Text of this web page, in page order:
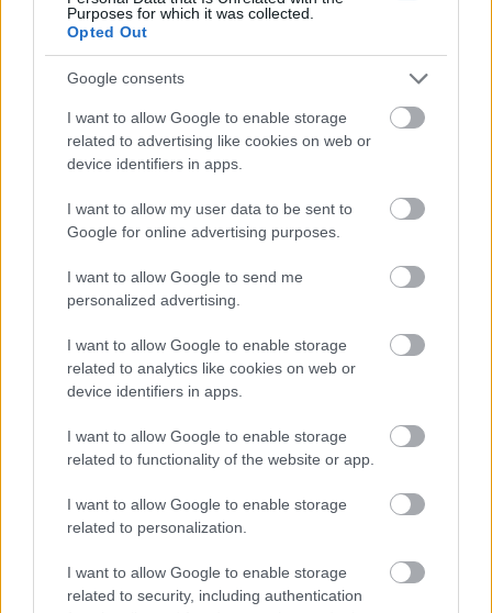
Purposes for which it was collected.
Opted Out
Google consents
I want to allow Google to enable storage
related to advertising like cookies on web or
device identifiers in apps.
I want to allow my user data to be sent to
Google for online advertising purposes.
I want to allow Google to send me
personalized advertising.
I want to allow Google to enable storage
related to analytics like cookies on web or
device identifiers in apps.
I want to allow Google to enable storage
related to functionality of the website or app.
I want to allow Google to enable storage
related to personalization.
I want to allow Google to enable storage
related to security, including authentication
talpraesettség és nyitottság nélkül. Nem érdemes
pusztán a végzettségért beleugranunk egy képzésbe,
fontos átgondolnunk azt is, hogy nekünk
személyesen mire van szükségünk, és mit
fog számunkra adni. Ebben segíthet30 kérdésünk
a Corvinus Egyetemen ingyenesen elérhető
válasszunk mesterképzést?
személyiségünkhöz, céljainkhoz, belső
motivációinkhoz illeszkedjen a döntésünk.
Válasszuk a mesterképzést,
ha úgy érezzük, olyan pluszokat nyújt
megszerezni, vagy máshol és más módon ez
több időbe, energiába kerülne.
ha úgy látjuk, hogy szakmailag hasznos elméleti
és gyakorlati tudást sajátíthatunk el.
végzettség szükséges ahhoz, hogy a vágyott
területen dolgozzunk.